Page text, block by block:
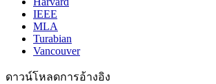
IEEE
MLA
Turabian
Vancouver
ดาวน์โหลดการอ้างอิง